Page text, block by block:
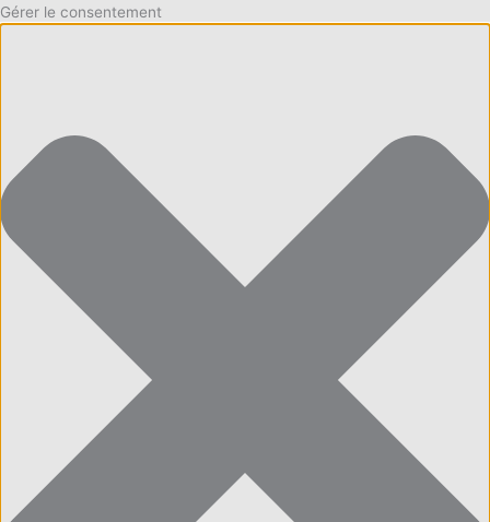
Gérer le consentement